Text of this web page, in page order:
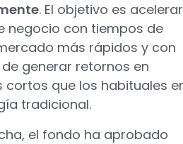
. El objetivo es acelerar
negocio con tiempos de
más rápidos y con
generar retornos en
cortos que los habituales
tradicional.
el fondo ha aprobado